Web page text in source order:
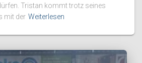
Tristan kommt trotz seines
mit der Weiterlesen